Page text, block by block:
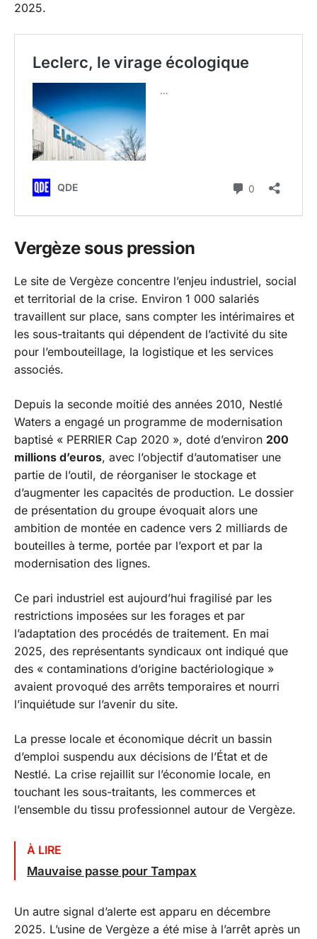
2025.
Vergèze sous pression
Le site de Vergèze concentre l’enjeu industriel, social
et territorial de la crise. Environ 1 000 salariés
travaillent sur place, sans compter les intérimaires et
les sous-traitants qui dépendent de l’activité du site
pour l’embouteillage, la logistique et les services
associés.
Depuis la seconde moitié des années 2010, Nestlé
Waters a engagé un programme de modernisation
baptisé « PERRIER Cap 2020 », doté d’environ 200
millions d’euros, avec l’objectif d’automatiser une
partie de l’outil, de réorganiser le stockage et
d’augmenter les capacités de production. Le dossier
de présentation du groupe évoquait alors une
ambition de montée en cadence vers 2 milliards de
bouteilles à terme, portée par l’export et par la
modernisation des lignes.
Ce pari industriel est aujourd’hui fragilisé par les
restrictions imposées sur les forages et par
l’adaptation des procédés de traitement. En mai
2025, des représentants syndicaux ont indiqué que
des « contaminations d’origine bactériologique »
avaient provoqué des arrêts temporaires et nourri
l’inquiétude sur l’avenir du site.
La presse locale et économique décrit un bassin
d’emploi suspendu aux décisions de l’État et de
Nestlé. La crise rejaillit sur l’économie locale, en
touchant les sous-traitants, les commerces et
l’ensemble du tissu professionnel autour de Vergèze.
À LIRE
Mauvaise passe pour Tampax
Un autre signal d’alerte est apparu en décembre
2025. L’usine de Vergèze a été mise à l’arrêt après un